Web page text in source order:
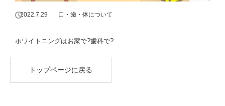
2022.7.29 口・歯・体について
ホワイトニングはお家で?歯科で?
トップページに戻る